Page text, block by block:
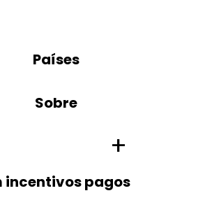
Países
Sobre
+
incentivos pagos